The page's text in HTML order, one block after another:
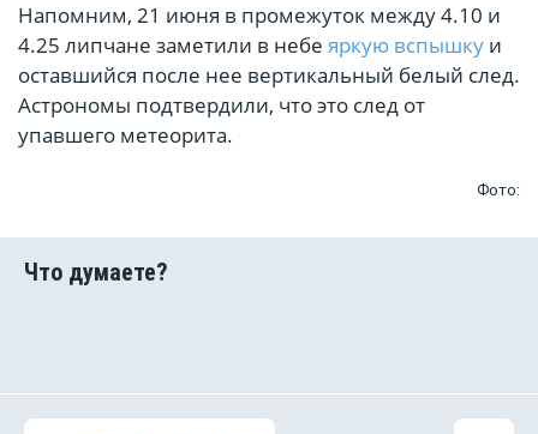
Напомним, 21 июня в промежуток между 4.10 и
4.25 липчане заметили в небе яркую вспышку и
оставшийся после нее вертикальный белый след.
Астрономы подтвердили, что это след от
упавшего метеорита.
Фото: